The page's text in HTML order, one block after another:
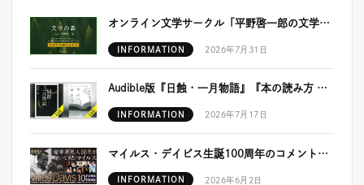
オンライン文学サークル「平野啓一郎の文学の森」が開設5周年を迎えました！
INFORMATION 2026年7月31日
Audible版『日蝕・一月物語』『本の読み方 スロー・リーディングの実践』が配信開始！
INFORMATION 2026年7月17日
マイルス・デイビス生誕100周年のコメント＆プレイリストが公開！
INFORMATION 2026年6月2日